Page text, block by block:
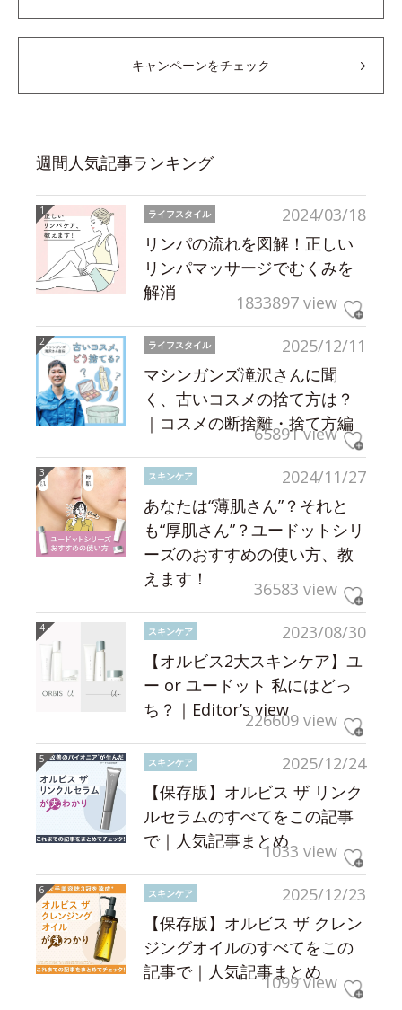
キャンペーンをチェック
週間人気記事ランキング
2024/03/18
ライフスタイル
リンパの流れを図解！正しい
リンパマッサージでむくみを
解消
1833897 view
2025/12/11
ライフスタイル
マシンガンズ滝沢さんに聞
く、古いコスメの捨て方は？
｜コスメの断捨離・捨て方編
65891 view
2024/11/27
スキンケア
あなたは“薄肌さん”？それと
も“厚肌さん”？ユードットシリ
ーズのおすすめの使い方、教
えます！
36583 view
2023/08/30
スキンケア
【オルビス2大スキンケア】ユ
ー or ユードット 私にはどっ
ち？｜Editor’s view226609 view
2025/12/24
スキンケア
【保存版】オルビス ザ リンク
ルセラムのすべてをこの記事
で｜人気記事まとめ1033 view
2025/12/23
スキンケア
【保存版】オルビス ザ クレン
ジングオイルのすべてをこの
記事で｜人気記事まとめ
1099 view